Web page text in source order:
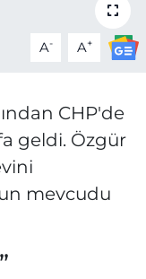
A- A+
CHP'de
geldi. Özgür
mevcudu